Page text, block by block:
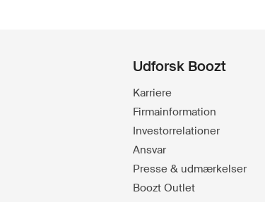
Udforsk Boozt
Karriere
Firmainformation
Investorrelationer
Ansvar
Presse & udmærkelser
Boozt Outlet